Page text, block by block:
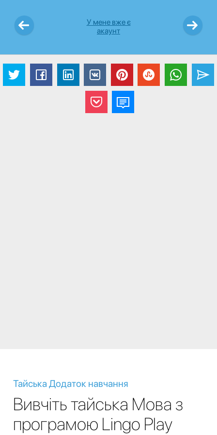
У мене вже є
акаунт
Тайська Додаток навчання
Вивчіть тайська Мова з
програмою Lingo Play